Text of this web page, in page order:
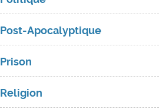
Post-Apocalyptique
Prison
Religion